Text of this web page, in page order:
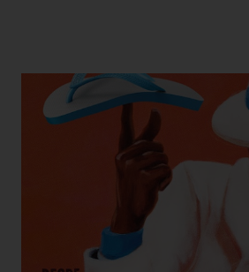
será molhado e exposto ao sol, sendo
encolher de 1 a 2 cm. A comprovação
utilizar o chinelo adquirido no ano
ele está mais justo ao seu pé e se
medir com o antigo a diferença irá
portanto não se assustem, chinelo de
https://www.facebook.com/